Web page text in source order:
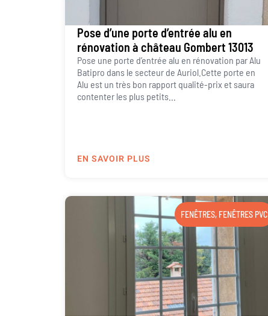
Pose d’une porte d’entrée alu en
rénovation à château Gombert 13013
Pose une porte d’entrée alu en rénovation par Alu
Batipro dans le secteur de Auriol.Cette porte en
Alu est un très bon rapport qualité-prix et saura
contenter les plus petits...
EN SAVOIR PLUS
FENÊTRES, FENÊTRES PVC